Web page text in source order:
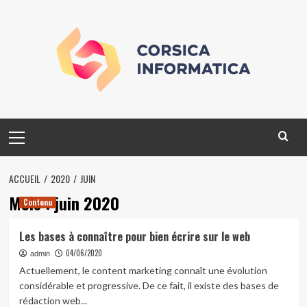
Menu
ACCUEIL 2020 JUIN
Mois :juin 2020
Contenu
Les bases à connaître pour bien écrire sur le web
admin 04/06/2020
Actuellement, le content marketing connaît une évolution
considérable et progressive. De ce fait, il existe des bases de
rédaction web...